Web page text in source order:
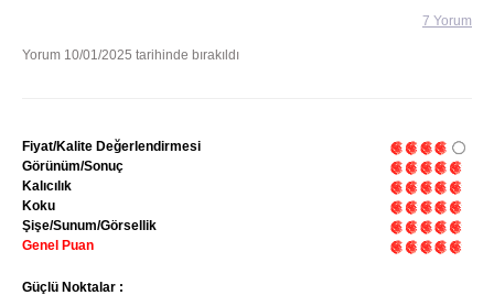
Yorum 10/01/2025 tarihinde bırakıldı
7 Yorum
Fiyat/Kalite Değerlendirmesi
Görünüm/Sonuç
Kalıcılık
Koku
Şişe/Sunum/Görsellik
Genel Puan
Güçlü Noktalar :